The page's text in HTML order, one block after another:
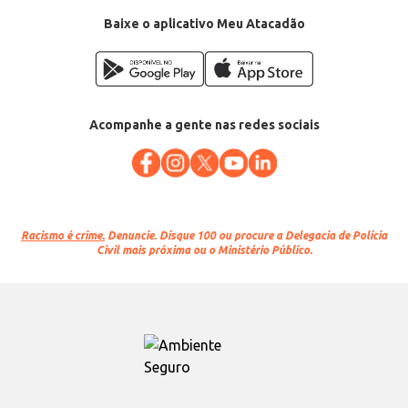
Baixe o aplicativo Meu Atacadão
Acompanhe a gente nas redes sociais
Racismo é crime. Denuncie. Disque 100 ou procure a Delegacia de Polícia
Civil mais próxima ou o Ministério Público.